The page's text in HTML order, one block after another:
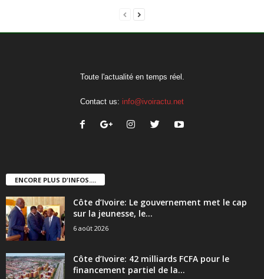
Toute l'actualité en temps réel.
Contact us: info@ivoiractu.net
ENCORE PLUS D'INFOS....
Côte d’Ivoire: Le gouvernement met le cap
sur la jeunesse, le...
6 août 2026
Côte d’Ivoire: 42 milliards FCFA pour le
financement partiel de la...